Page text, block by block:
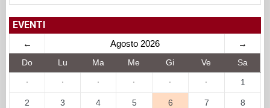
EVENTI
← Agosto 2026 →
Do Lu Ma Me Gi Ve Sa
· · · · · · 1
2 3 4 5 6 7 8